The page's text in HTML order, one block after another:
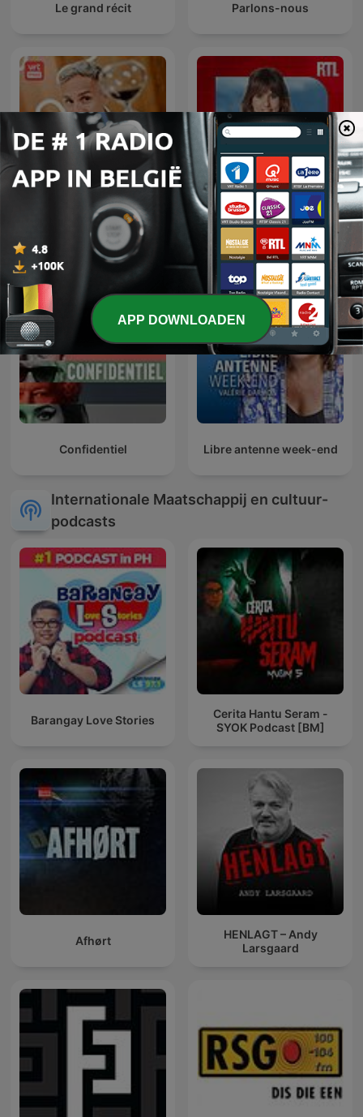
Le grand récit Parlons-nous
Peter Van de Veire & De
Zandloper
Un jour, une vie
Confidentiel Libre antenne week-end
Internationale Maatschappij en cultuur-
podcasts
Barangay Love Stories
Cerita Hantu Seram -
SYOK Podcast [BM]
Afhørt
HENLAGT – Andy
Larsgaard
APP DOWNLOADEN